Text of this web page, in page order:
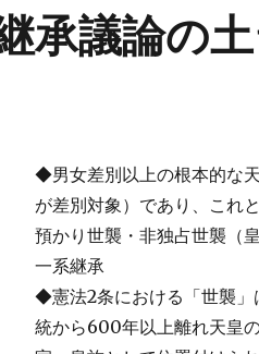
承議論の
◆男女差別以上の根本的な
が差別対象）であり、これ
預かり世襲・非独占世襲（
一系継承
◆憲法2条における「世襲」
統から600年以上離れ天皇